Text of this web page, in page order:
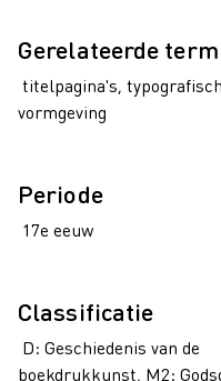
Gerelateerde term
titelpagina's,
vormgeving
Periode
17e eeuw
Classificatie
D: Geschiedenis van de
boekdrukkunst, M2: